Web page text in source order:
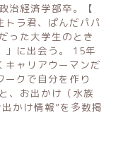
治経済学部卒。【
トラ君、ぱんだパパ
った大学生のとき
」に出会う。 15年
キャリアウーマンだ
ークで自分を作り
、お出かけ（水族
かけ情報”を多数掲